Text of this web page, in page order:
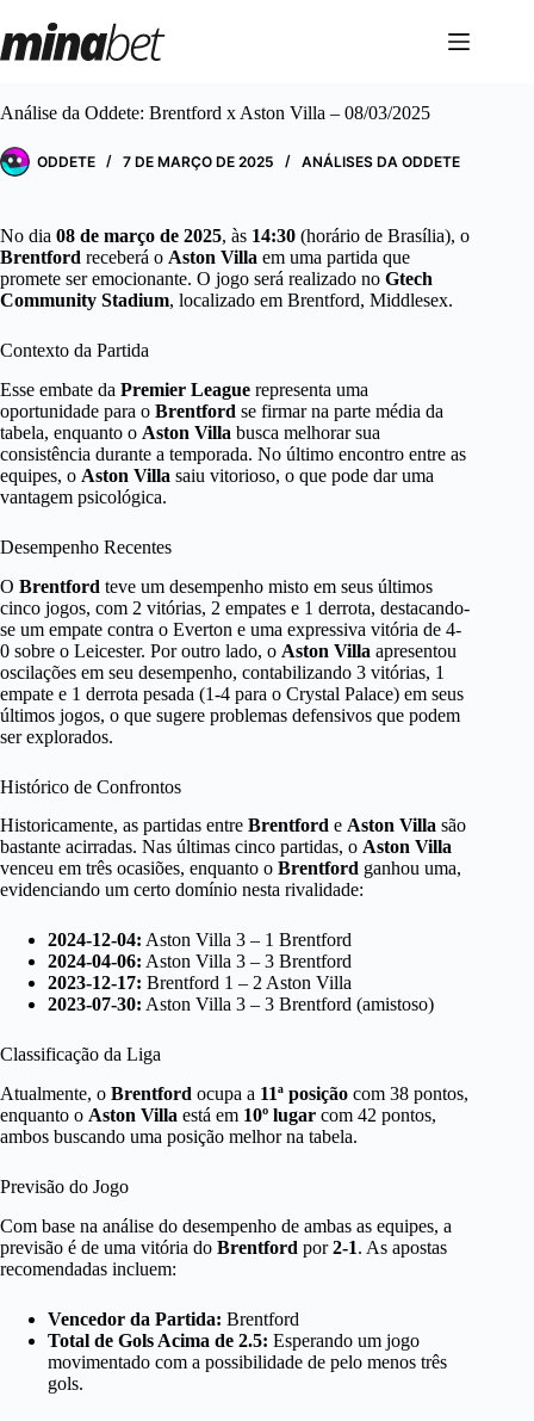
para
o
Análise da Oddete: Brentford x Aston Villa – 08/03/2025
ODDETE 7 DE MARÇO DE 2025 ANÁLISES DA ODDETE
No dia 08 de março de 2025, às 14:30 (horário de Brasília), o
Brentford receberá o Aston Villa em uma partida que
promete ser emocionante. O jogo será realizado no Gtech
Community Stadium, localizado em Brentford, Middlesex.
Contexto da Partida
Esse embate da Premier League representa uma
oportunidade para o Brentford se firmar na parte média da
tabela, enquanto o Aston Villa busca melhorar sua
consistência durante a temporada. No último encontro entre as
equipes, o Aston Villa saiu vitorioso, o que pode dar uma
vantagem psicológica.
Desempenho Recentes
O Brentford teve um desempenho misto em seus últimos
cinco jogos, com 2 vitórias, 2 empates e 1 derrota, destacando-
se um empate contra o Everton e uma expressiva vitória de 4-
0 sobre o Leicester. Por outro lado, o Aston Villa apresentou
oscilações em seu desempenho, contabilizando 3 vitórias, 1
empate e 1 derrota pesada (1-4 para o Crystal Palace) em seus
últimos jogos, o que sugere problemas defensivos que podem
ser explorados.
Histórico de Confrontos
Historicamente, as partidas entre Brentford e Aston Villa são
bastante acirradas. Nas últimas cinco partidas, o Aston Villa
venceu em três ocasiões, enquanto o Brentford ganhou uma,
evidenciando um certo domínio nesta rivalidade:
2024-12-04: Aston Villa 3 – 1 Brentford
2024-04-06: Aston Villa 3 – 3 Brentford
2023-12-17: Brentford 1 – 2 Aston Villa
2023-07-30: Aston Villa 3 – 3 Brentford (amistoso)
Classificação da Liga
Atualmente, o Brentford ocupa a 11ª posição com 38 pontos,
enquanto o Aston Villa está em 10º lugar com 42 pontos,
ambos buscando uma posição melhor na tabela.
Previsão do Jogo
Com base na análise do desempenho de ambas as equipes, a
previsão é de uma vitória do Brentford por2-1. As apostas
recomendadas incluem:
Vencedor da Partida: Brentford
Total de Gols Acima de 2.5: Esperando um jogo
movimentado com a possibilidade de pelo menos três
gols.